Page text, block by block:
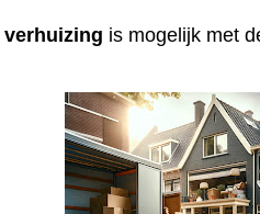
verhuizing is mogelijk met